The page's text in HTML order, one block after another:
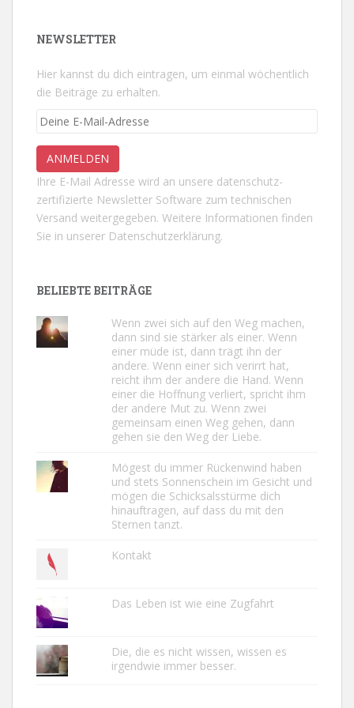
NEWSLETTER
Hier kannst du dich eintragen, um einmal wöchentlich
die Beiträge zu erhalten.
Ihre E-Mail Adresse wird an unsere datenschutz-
zertifizierte Newsletter Software zum technischen
Versand weitergegeben. Weitere Informationen finden
Sie in unserer Datenschutzerklärung.
BELIEBTE BEITRÄGE
Wenn zwei sich auf den Weg machen,
dann sind sie stärker als einer. Wenn
einer müde ist, dann trägt ihn der
andere. Wenn einer sich verirrt hat,
reicht ihm der andere die Hand. Wenn
einer die Hoffnung verliert, spricht ihm
der andere Mut zu. Wenn zwei
gemeinsam einen Weg gehen, dann
gehen sie den Weg der Liebe.
Mögest du immer Rückenwind haben
und stets Sonnenschein im Gesicht und
mögen die Schicksalsstürme dich
hinauftragen, auf dass du mit den
Sternen tanzt.
Kontakt
Das Leben ist wie eine Zugfahrt
Die, die es nicht wissen, wissen es
irgendwie immer besser.